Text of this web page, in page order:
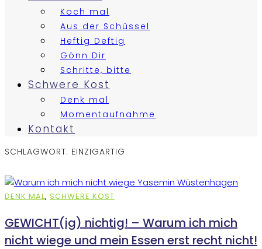
Koch mal
Aus der Schüssel
Heftig Deftig
Gönn Dir
Schritte, bitte
Schwere Kost
Denk mal
Momentaufnahme
Kontakt
SCHLAGWORT: EINZIGARTIG
DENK MAL, SCHWERE KOST
GEWICHT(ig) nichtig! – Warum ich mich
nicht wiege und mein Essen erst recht nicht!